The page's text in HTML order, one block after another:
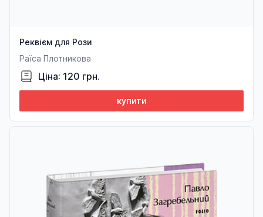
Реквієм для Рози
Раїса Плотникова
Ціна: 120 грн.
купити